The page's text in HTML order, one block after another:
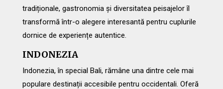
tradiționale, gastronomia și diversitatea peisajelor îl
transformă într-o alegere interesantă pentru cuplurile
dornice de experiențe autentice.
INDONEZIA
Indonezia, în special Bali, rămâne una dintre cele mai
populare destinații accesibile pentru occidentali. Oferă